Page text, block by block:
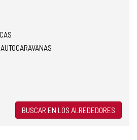
BUSCAR EN LOS ALREDEDORES